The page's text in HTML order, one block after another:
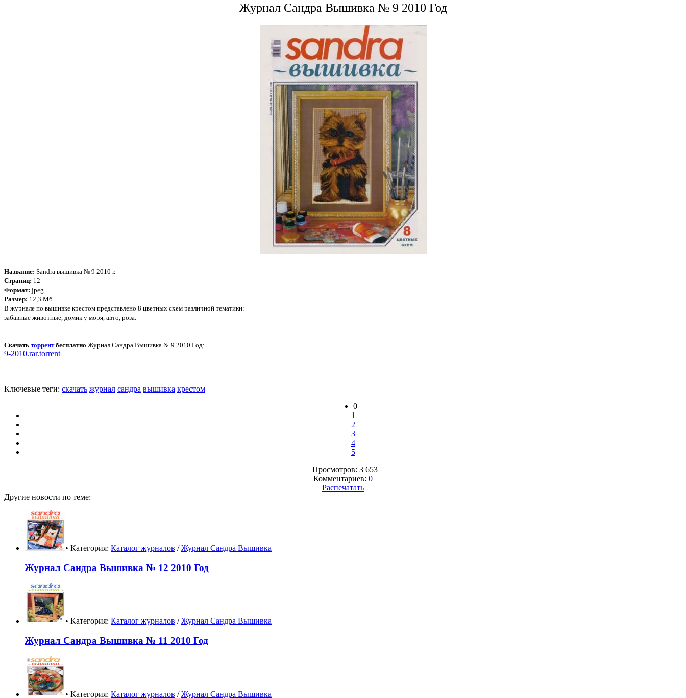
Журнал Сандра Вышивка № 9 2010 Год
Название: Sandra вышивка № 9 2010 г.
Страниц: 12
Формат: jpeg
Размер: 12,3 Мб
В журнале по вышивке крестом представлено 8 цветных схем различной тематики:
забавные животные, домик у моря, авто, роза.
Скачать торрентбесплатно Журнал Сандра Вышивка № 9 2010 Год:
9-2010.rar.torrent
Ключевые теги: скачать журнал сандра вышивка крестом
0
1
2
3
4
5
Просмотров: 3 653
Комментариев: 0
Распечатать
Другие новости по теме:
• Категория: Каталог журналов /Журнал Сандра Вышивка
Журнал Сандра Вышивка № 12 2010 Год
• Категория: Каталог журналов /Журнал Сандра Вышивка
Журнал Сандра Вышивка № 11 2010 Год
• Категория: Каталог журналов /Журнал Сандра Вышивка